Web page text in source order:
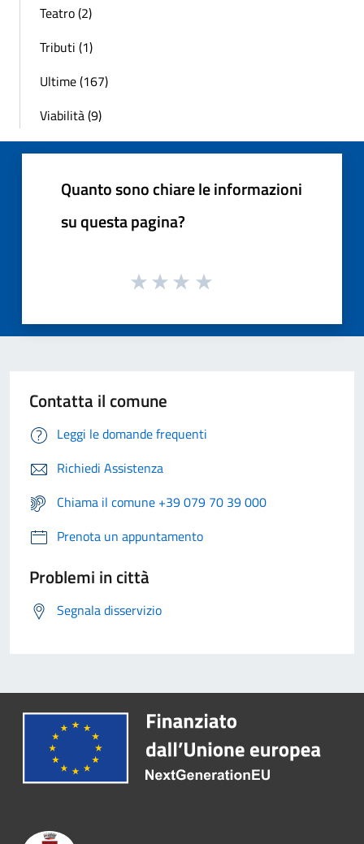
Teatro (2)
Tributi (1)
Ultime (167)
Viabilità (9)
Quanto sono chiare le informazioni
su questa pagina?
Contatta il comune
Leggi le domande frequenti
Richiedi Assistenza
Chiama il comune +39 079 70 39 000
Prenota un appuntamento
Problemi in città
Segnala disservizio